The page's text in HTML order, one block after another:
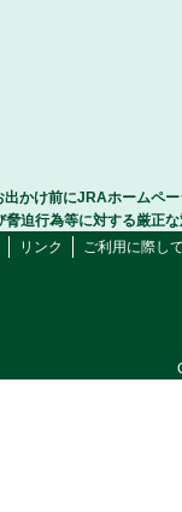
出かけ前にJRAホームペ
迫行為等に対する厳正
リンク ご利用に際し